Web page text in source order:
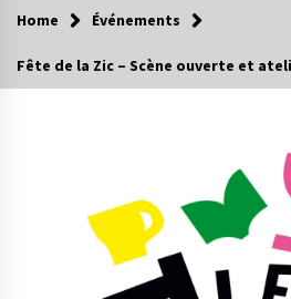
Home Événements
Fête de la Zic – Scène ouverte et